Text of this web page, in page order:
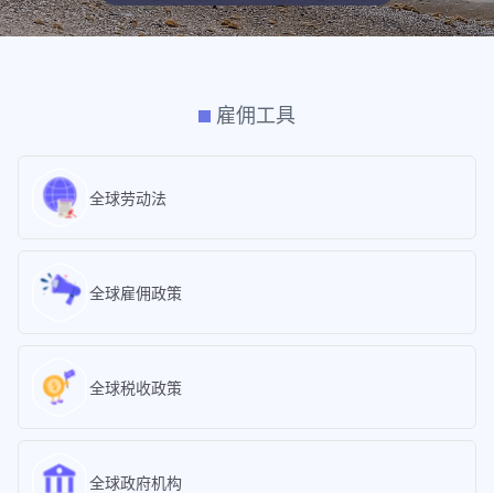
雇佣工具
全球劳动法
全球雇佣政策
全球税收政策
全球政府机构